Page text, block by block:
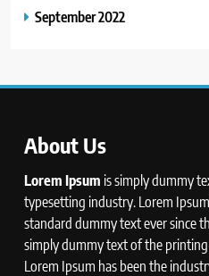
September 2022
About Us
Lorem Ipsum is simply dummy
typesetting industry. Lorem
standard dummy text ever since
simply dummy text of the
Lorem Ipsum has been the